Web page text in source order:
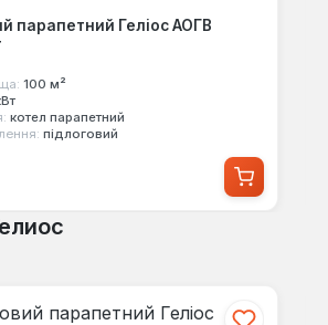
парапетний Геліос АОГВ
100 м²
котел парапетний
підлоговий